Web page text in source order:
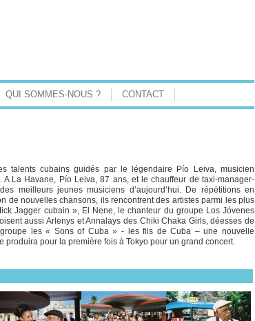
QUI SOMMES-NOUS ? CONTACT
talents cubains guidés par le légendaire Pío Leiva, musicien
La Havane, Pío Leiva, 87 ans, et le chauffeur de taxi-manager-
meilleurs jeunes musiciens d’aujourd’hui. De répétitions en
de nouvelles chansons, ils rencontrent des artistes parmi les plus
Jagger cubain », El Nene, le chanteur du groupe Los Jóvenes
aussi Arlenys et Annalays des Chiki Chaka Girls, déesses de
les « Sons of Cuba » - les fils de Cuba – une nouvelle
produira pour la première fois à Tokyo pour un grand concert.